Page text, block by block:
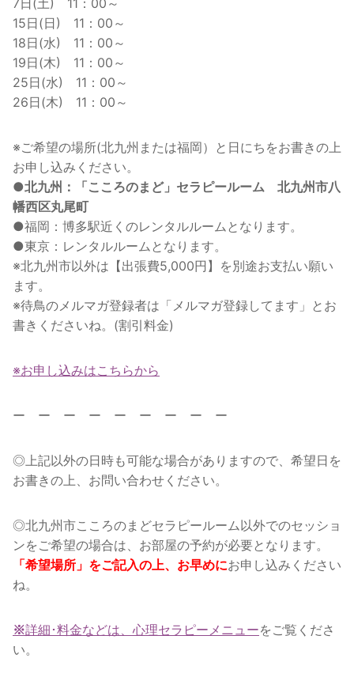
15日(日) 11：00～
18日(水) 11：00～
19日(木) 11：00～
25日(水) 11：00～
26日(木) 11：00～
※ご希望の場所(北九州または福岡）と日にちをお書きの上
お申し込みください。
●北九州：「こころのまど」セラピールーム 北九州市八
幡西区丸尾町
●福岡：博多駅近くのレンタルルームとなります。
●東京：レンタルルームとなります。
※北九州市以外は【出張費5,000円】を別途お支払い願い
ます。
※待鳥のメルマガ登録者は「メルマガ登録してます」とお
書きくださいね。(割引料金)
※お申し込みはこちらから
ー ー ー ー ー ー ー ー ー
◎上記以外の日時も可能な場合がありますので、希望日を
お書きの上、お問い合わせください。
◎北九州市こころのまどセラピールーム以外でのセッショ
ンをご希望の場合は、お部屋の予約が必要となります。
「 希望場所」をご記入の上、お早めにお申し込みください
ね。
※詳細･料金などは、心理セラピーメニューをご覧くださ
い。